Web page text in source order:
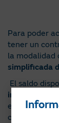
Para poder
tener un
la modalidad
simplificada
El saldo
importe de
emisión y
cero